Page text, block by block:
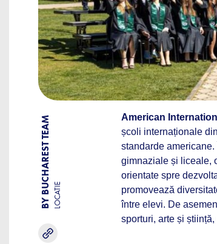
BY BUCHAREST TEAM LOCATIE
American
școli internaționale
standarde
gimnaziale și liceale,
orientate spre
promovează
între elevi. De
sporturi, arte și